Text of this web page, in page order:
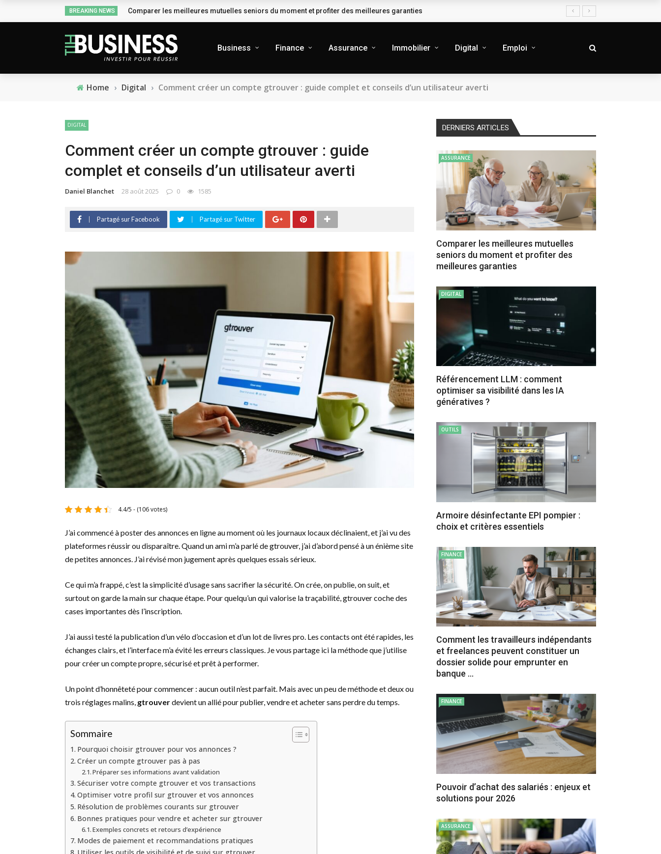
BREAKING NEWS Comparer les meilleures mutuelles seniors du moment et profiter des meilleures garanties
Business Finance Assurance Immobilier Digital Emploi
Home › Digital › Comment créer un compte gtrouver : guide complet et conseils d’un utilisateur averti
DIGITAL
Comment créer un compte gtrouver : guide
complet et conseils d’un utilisateur averti
Daniel Blanchet 28 août 2025 0 1585
Partagé sur Facebook Partagé sur Twitter
4.4/5 - (106 votes)
J’ai commencé à poster des annonces en ligne au moment où les journaux locaux déclinaient, et j’ai vu des
plateformes réussir ou disparaître. Quand un ami m’a parlé de gtrouver, j’ai d’abord pensé à un énième site
de petites annonces. J’ai révisé mon jugement après quelques essais sérieux.
Ce qui m’a frappé, c’est la simplicité d’usage sans sacrifier la sécurité. On crée, on publie, on suit, et
surtout on garde la main sur chaque étape. Pour quelqu’un qui valorise la traçabilité, gtrouver coche des
cases importantes dès l’inscription.
J’ai aussi testé la publication d’un vélo d’occasion et d’un lot de livres pro. Les contacts ont été rapides, les
échanges clairs, et l’interface m’a évité les erreurs classiques. Je vous partage ici la méthode que j’utilise
pour créer un compte propre, sécurisé et prêt à performer.
Un point d’honnêteté pour commencer : aucun outil n’est parfait. Mais avec un peu de méthode et deux ou
trois réglages malins, gtrouverdevient un allié pour publier, vendre et acheter sans perdre du temps.
Sommaire
Pourquoi choisir gtrouver pour vos annonces ?
Créer un compte gtrouver pas à pas
Préparer ses informations avant validation
Sécuriser votre compte gtrouver et vos transactions
Optimiser votre profil sur gtrouver et vos annonces
Résolution de problèmes courants sur gtrouver
Bonnes pratiques pour vendre et acheter sur gtrouver
Exemples concrets et retours d’expérience
Modes de paiement et recommandations pratiques
DERNIERS ARTICLES
ASSURANCE
Comparer les meilleures mutuelles
seniors du moment et profiter des
meilleures garanties
DIGITAL
Référencement LLM : comment
optimiser sa visibilité dans les IA
génératives ?
OUTILS
Armoire désinfectante EPI pompier :
choix et critères essentiels
FINANCE
Comment les travailleurs indépendants
et freelances peuvent constituer un
dossier solide pour emprunter en
banque ...
FINANCE
Pouvoir d’achat des salariés : enjeux et
solutions pour 2026
ASSURANCE